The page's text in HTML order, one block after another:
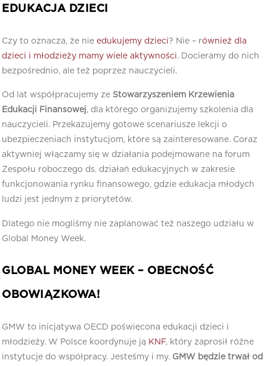
EDUKACJA DZIECI
Czy to oznacza, że nie edukujemy dzieci? Nie – również dla
dzieci i młodzieży mamy wiele aktywności. Docieramy do nich
bezpośrednio, ale też poprzez nauczycieli.
Od lat współpracujemy ze Stowarzyszeniem Krzewienia
Edukacji Finansowej, dla którego organizujemy szkolenia dla
nauczycieli. Przekazujemy gotowe scenariusze lekcji o
ubezpieczeniach instytucjom, które są zainteresowane. Coraz
aktywniej włączamy się w działania podejmowane na forum
Zespołu roboczego ds. działań edukacyjnych w zakresie
funkcjonowania rynku finansowego, gdzie edukacja młodych
ludzi jest jednym z priorytetów.
Dlatego nie mogliśmy nie zaplanować też naszego udziału w
Global Money Week.
GLOBAL MONEY WEEK – OBECNOŚĆ
OBOWIĄZKOWA!
GMW to inicjatywa OECD poświęcona edukacji dzieci i
młodzieży. W Polsce koordynuje ją KNF, który zaprosił różne
instytucje do współpracy. Jesteśmy i my. GMW będzie trwał od